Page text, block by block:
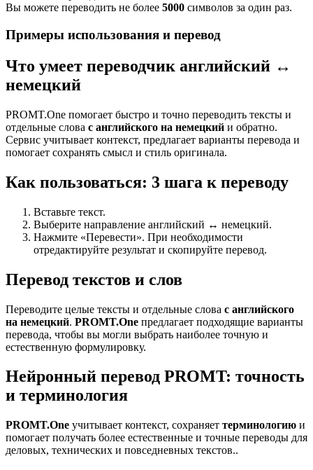
Вы можете переводить не более 5000 символов за один раз.
Примеры использования и перевод
Что умеет переводчик английский ↔
немецкий
PROMT.One помогает быстро и точно переводить тексты и
отдельные слова с английского на немецкий и обратно.
Сервис учитывает контекст, предлагает варианты перевода и
помогает сохранять смысл и стиль оригинала.
Как пользоваться: 3 шага к переводу
Вставьте текст.
Выберите направление английский ↔ немецкий.
Нажмите «Перевести». При необходимости
отредактируйте результат и скопируйте перевод.
Перевод текстов и слов
Переводите целые тексты и отдельные слова с английского
на немецкий. PROMT.One предлагает подходящие варианты
перевода, чтобы вы могли выбрать наиболее точную и
естественную формулировку.
Нейронный перевод PROMT: точность
и терминология
PROMT.One учитывает контекст, сохраняет терминологию и
помогает получать более естественные и точные переводы для
деловых, технических и повседневных текстов..